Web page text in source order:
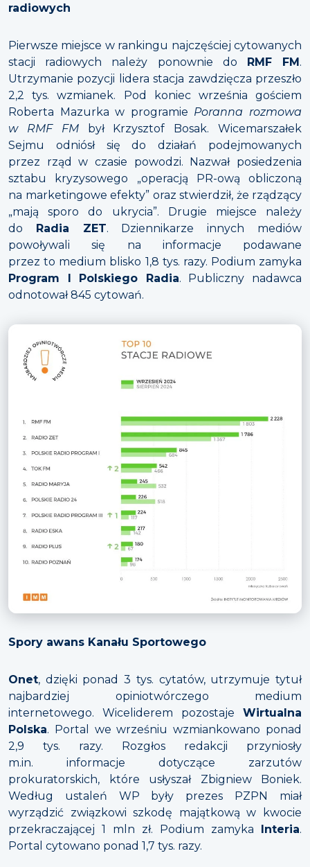
radiowych
Pierwsze miejsce w rankingu najczęściej cytowanych
stacji radiowych należy ponownie do RMF FM.
Utrzymanie pozycji lidera stacja zawdzięcza przeszło
2,2 tys. wzmianek. Pod koniec września gościem
Roberta Mazurka w programie Poranna rozmowa
w RMF FMbył Krzysztof Bosak. Wicemarszałek
Sejmu odniósł się do działań podejmowanych
przez rząd w czasie powodzi. Nazwał posiedzenia
sztabu kryzysowego „operacją PR-ową obliczoną
na marketingowe efekty” oraz stwierdził, że rządzący
„mają sporo do ukrycia”. Drugie miejsce należy
do Radia ZET. Dziennikarze innych mediów
powoływali się na informacje podawane
przez to medium blisko 1,8 tys. razy. Podium zamyka
Program I Polskiego Radia. Publiczny nadawca
odnotował 845 cytowań.
Spory awans Kanału Sportowego
Onet, dzięki ponad 3 tys. cytatów, utrzymuje tytuł
najbardziej opiniotwórczego medium
internetowego. Wiceliderem pozostaje Wirtualna
Polska. Portal we wrześniu wzmiankowano ponad
2,9 tys. razy. Rozgłos redakcji przyniosły
m.in. informacje dotyczące zarzutów
prokuratorskich, które usłyszał Zbigniew Boniek.
Według ustaleń WP były prezes PZPN miał
wyrządzić związkowi szkodę majątkową w kwocie
przekraczającej 1 mln zł. Podium zamyka
Interia.
Portal cytowano ponad 1,7 tys. razy.